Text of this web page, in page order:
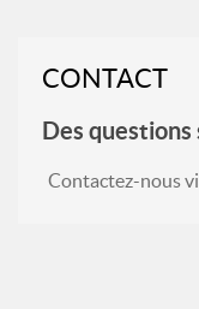
CONTACT
Des questions
Contactez-nous